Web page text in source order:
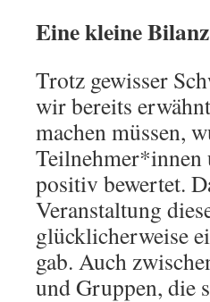
Eine kleine Bilanz
Trotz gewisser
wir bereits
machen müssen,
Teilnehmer*innen
positiv bewertet.
Veranstaltung
glücklicherweise
gab. Auch
und Gruppen, die